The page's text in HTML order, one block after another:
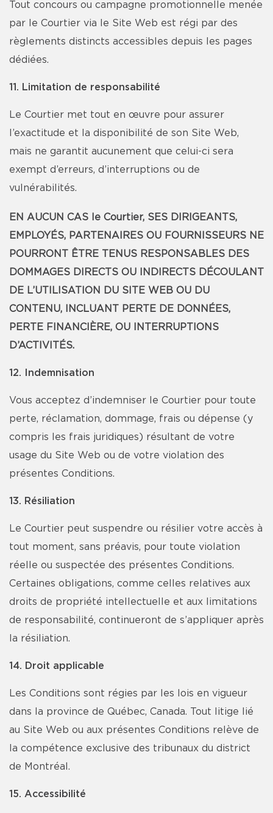
Tout concours ou campagne promotionnelle menée
par le Courtier via le Site Web est régi par des
règlements distincts accessibles depuis les pages
dédiées.
11. Limitation de responsabilité
Le Courtier met tout en œuvre pour assurer
l’exactitude et la disponibilité de son Site Web,
mais ne garantit aucunement que celui-ci sera
exempt d’erreurs, d’interruptions ou de
vulnérabilités.
EN AUCUN CAS le Courtier, SES DIRIGEANTS,
EMPLOYÉS, PARTENAIRES OU FOURNISSEURS NE
POURRONT ÊTRE TENUS RESPONSABLES DES
DOMMAGES DIRECTS OU INDIRECTS DÉCOULANT
DE L’UTILISATION DU SITE WEB OU DU
CONTENU, INCLUANT PERTE DE DONNÉES,
PERTE FINANCIÈRE, OU INTERRUPTIONS
D’ACTIVITÉS.
12. Indemnisation
Vous acceptez d’indemniser le Courtier pour toute
perte, réclamation, dommage, frais ou dépense (y
compris les frais juridiques) résultant de votre
usage du Site Web ou de votre violation des
présentes Conditions.
13. Résiliation
Le Courtier peut suspendre ou résilier votre accès à
tout moment, sans préavis, pour toute violation
réelle ou suspectée des présentes Conditions.
Certaines obligations, comme celles relatives aux
droits de propriété intellectuelle et aux limitations
de responsabilité, continueront de s’appliquer après
la résiliation.
14. Droit applicable
Les Conditions sont régies par les lois en vigueur
dans la province de Québec, Canada. Tout litige lié
au Site Web ou aux présentes Conditions relève de
la compétence exclusive des tribunaux du district
de Montréal.
15. Accessibilité